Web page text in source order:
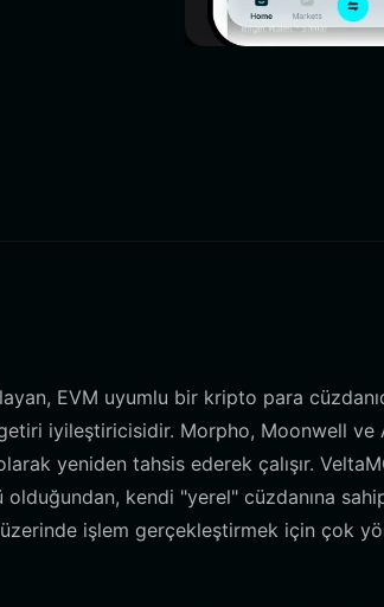
EVM uyumlu bir kripto para
iyileştiricisidir. Morpho, Moonwell ve
yeniden tahsis ederek çalışır.
kendi "yerel" cüzdanına
üzerinde işlem gerçekleştirmek için çok